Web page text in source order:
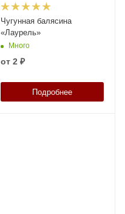
Чугунная балясина
«Лаурель»
Много
от 2 ₽
Подробнее